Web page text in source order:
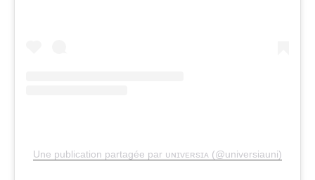
Une publication partagée par ᴜɴɪᴠᴇʀsɪᴀ (@universiauni)